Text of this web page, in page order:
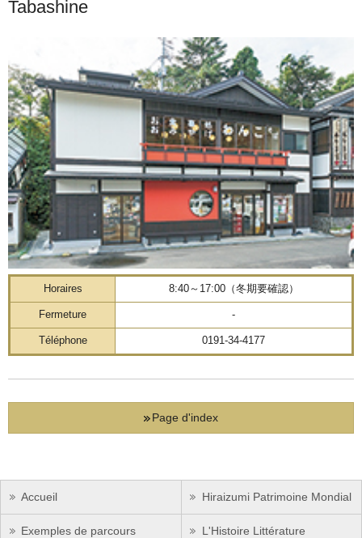
Tabashine
Horaires 8:40～17:00（冬期要確認）
Fermeture -
Téléphone 0191-34-4177
Page d'index
Accueil Hiraizumi Patrimoine Mondial
Exemples de parcours L'Histoire Littérature